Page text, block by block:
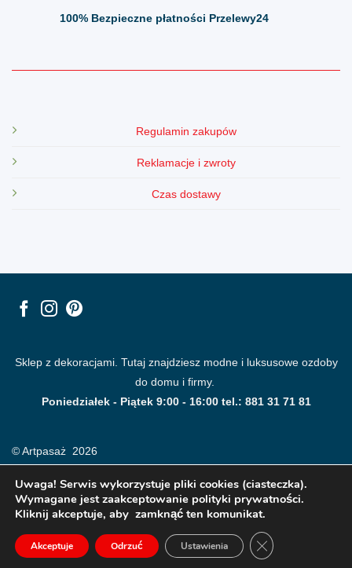
100% Bezpieczne płatności Przelewy24
Regulamin zakupów
Reklamacje i zwroty
Czas dostawy
Sklep z dekoracjami. Tutaj znajdziesz modne i luksusowe ozdoby
do domu i firmy.
Poniedziałek - Piątek 9:00 - 16:00 tel.: 881 31 71 81
© Artpasaż 2026
Modne plakaty, obrazy, fototapety i dekoracje na ściany.
Uwaga! Serwis wykorzystuje pliki cookies (ciasteczka).
Wymagane jest zaakceptowanie polityki prywatności.
Kliknij akceptuje, aby zamknąć ten komunikat.
Akceptuje Odrzuć Ustawienia ZAMKNIJ